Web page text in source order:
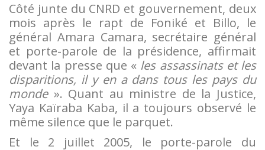
Côté junte du CNRD et gouvernement, deux
mois après le rapt de Foniké et Billo, le
général Amara Camara, secrétaire général
et porte-parole de la présidence, affirmait
devant la presse que « les assassinats et les
disparitions, il y en a dans tous les pays du
monde ». Quant au ministre de la Justice,
Yaya Kaïraba Kaba, il a toujours observé le
même silence que le parquet.
Et le 2 juillet 2005, le porte-parole du